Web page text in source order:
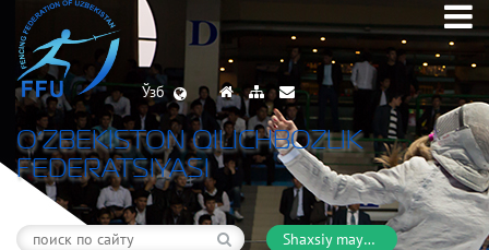
Ўзб
O’ZBEKISTON QILICHBOZLIK
FEDERATSIYASI
Shaxsiy maydon